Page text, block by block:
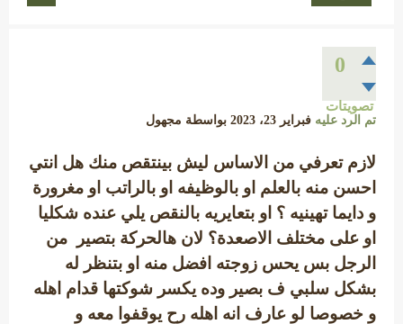
0
تصويتات
تم الرد عليه فبراير 23، 2023 بواسطة مجهول
لازم تعرفي من الاساس ليش بينتقص منك هل انتي
احسن منه بالعلم او بالوظيفه او بالراتب او مغرورة
و دايما تهينيه ؟ او بتعايريه بالنقص يلي عنده شكليا
او على مختلف الاصعدة؟ لان هالحركة بتصير من
الرجل بس يحس زوجته افضل منه او بتنظر له
بشكل سلبي ف بصير وده يكسر شوكتها قدام اهله
و خصوصا لو عارف انه اهله رح يوقفوا معه و